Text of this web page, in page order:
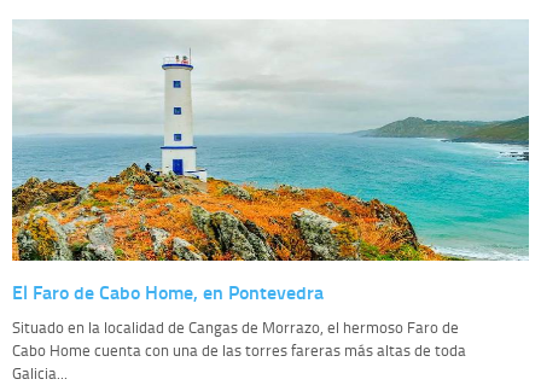
El Faro de Cabo Home, en Pontevedra
Situado en la localidad de Cangas de Morrazo, el hermoso Faro de
Cabo Home cuenta con una de las torres fareras más altas de toda
Galicia...